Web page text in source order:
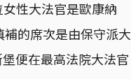
性大法官是歐康納
補的席次是由保守派大
便在最高法院大法官